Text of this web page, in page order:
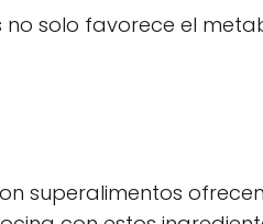
solo favorece el
superalimentos